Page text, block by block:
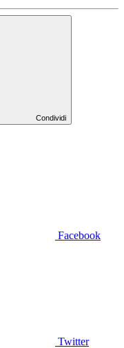
Condividi
Facebook
Twitter